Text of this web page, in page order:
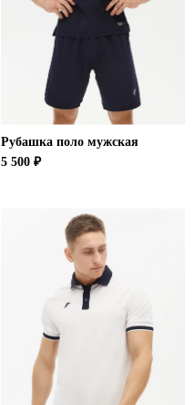
Рубашка поло мужская
5 500 ₽